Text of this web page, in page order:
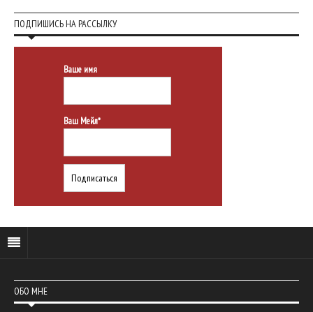
ПОДПИШИСЬ НА РАССЫЛКУ
Ваше имя
Ваш Мейл*
ОБО МНЕ